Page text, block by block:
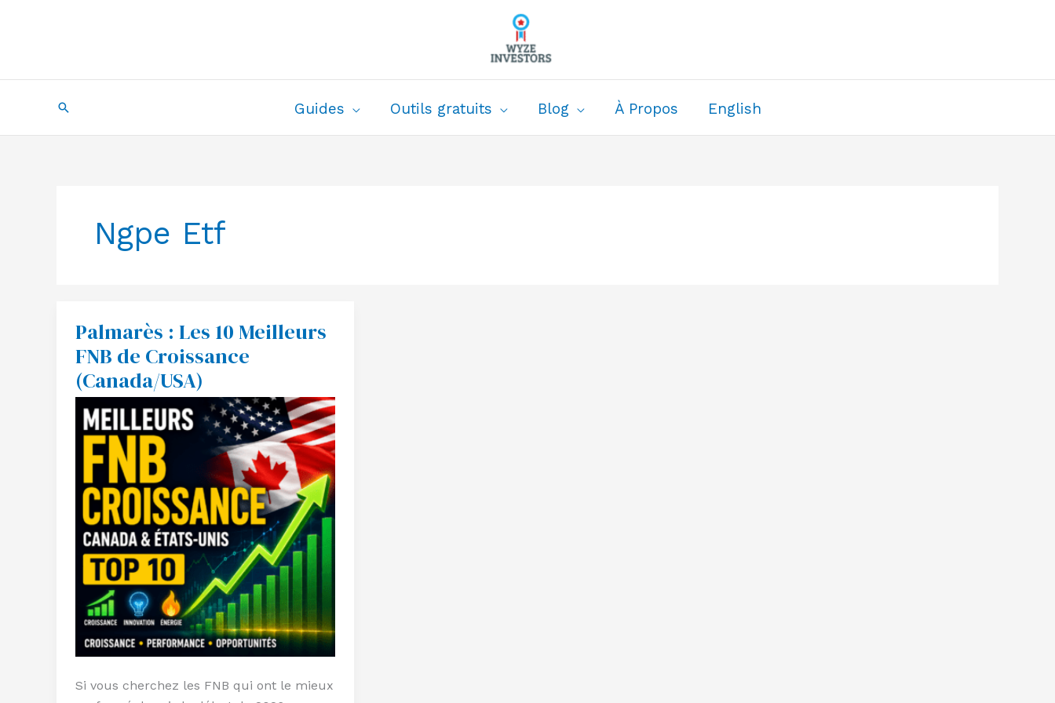
Recherche Guides Outils gratuits Blog À Propos English
Ngpe Etf
Palmarès : Les 10 Meilleurs
FNB de Croissance
(Canada/USA)
Si vous cherchez les FNB qui ont le mieux
Palmarès
:
Les
10
Meilleurs
FNB
de
Croissance
(Canada/USA)